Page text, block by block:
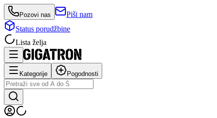
Pozovi nas
Piši nam
Status porudžbine
Lista želja
Kategorije Pogodnosti